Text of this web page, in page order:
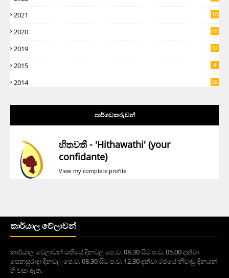
2021 10
2020 46
2019
12
2015 4
2014 26
පාර්ශවකරුවන්
හිතවතී - 'Hithawathi' (your
confidante)
View my complete profile
කාර්යාල වේලාවන්
කාර්යාල වේලාවන් සතියේ දිනවල පෙ.ව. 08.30 සිට ප.ව. 05.00 දක්වා
සෙනසුරාදා දිනවල පෙ.ව. 08.30 සිට ප.ව. 12.30 දක්වා රජයේ නිවාඩු දිනයන්
හි වසා ඇත.